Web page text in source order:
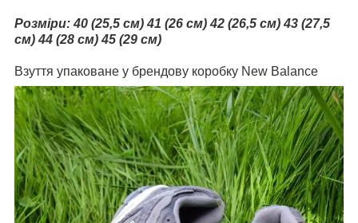
Розміри:40 (25,5 см) 41 (26 см) 42 (26,5 см) 43 (27,5
см) 44 (28 см) 45 (29 см)
Взуття упаковане у брендову коробку New Balance